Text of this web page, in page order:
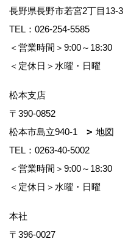
長野県長野市若宮2丁目13-3
TEL： 026-254-5585
＜営業時間＞9:00～18:30
＜定休日＞水曜・日曜
松本支店
〒390-0852
松本市島立940-1
地図
TEL： 0263-40-5002
＜営業時間＞9:00～18:30
＜定休日＞水曜・日曜
本社
〒396-0027